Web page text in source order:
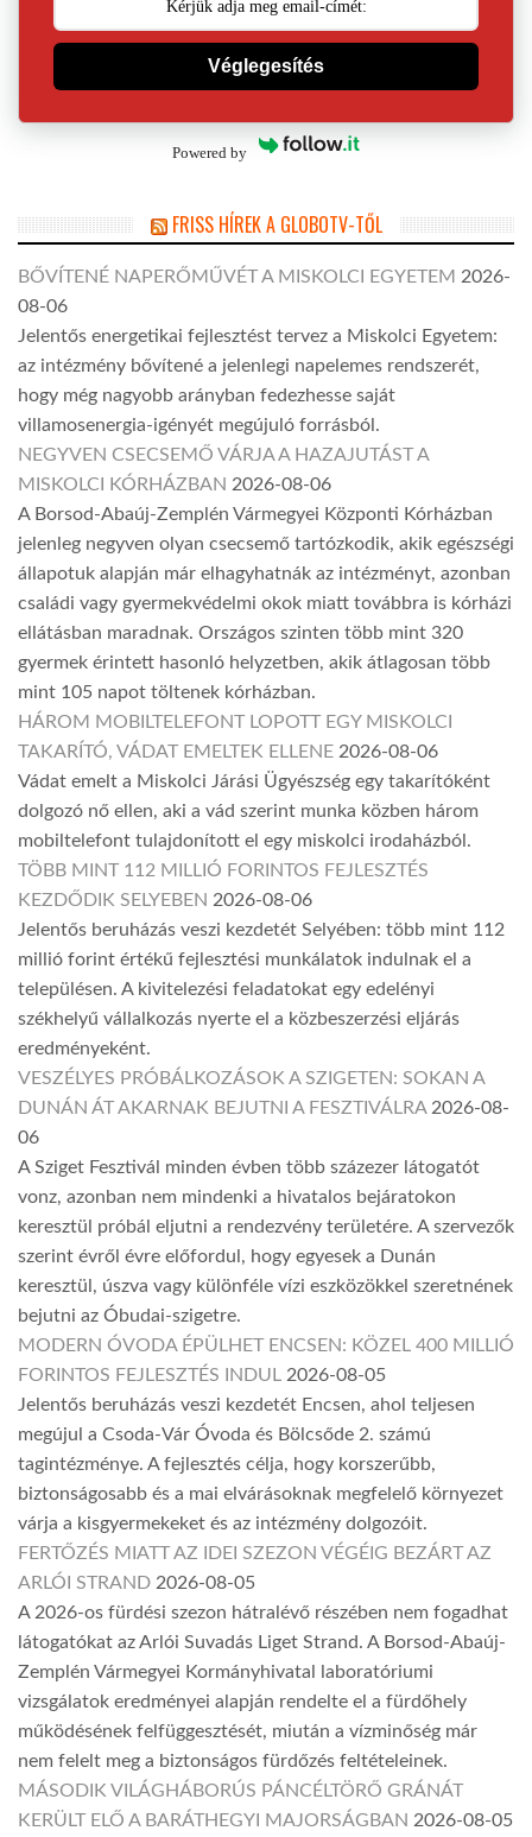
Véglegesítés
Powered by
FRISS HÍREK A GLOBOTV-TŐL
BŐVÍTENÉ NAPERŐMŰVÉT A MISKOLCI EGYETEM 2026-
08-06
Jelentős energetikai fejlesztést tervez a Miskolci Egyetem:
az intézmény bővítené a jelenlegi napelemes rendszerét,
hogy még nagyobb arányban fedezhesse saját
villamosenergia-igényét megújuló forrásból.
NEGYVEN CSECSEMŐ VÁRJA A HAZAJUTÁST A
MISKOLCI KÓRHÁZBAN 2026-08-06
A Borsod-Abaúj-Zemplén Vármegyei Központi Kórházban
jelenleg negyven olyan csecsemő tartózkodik, akik egészségi
állapotuk alapján már elhagyhatnák az intézményt, azonban
családi vagy gyermekvédelmi okok miatt továbbra is kórházi
ellátásban maradnak. Országos szinten több mint 320
gyermek érintett hasonló helyzetben, akik átlagosan több
mint 105 napot töltenek kórházban.
HÁROM MOBILTELEFONT LOPOTT EGY MISKOLCI
TAKARÍTÓ, VÁDAT EMELTEK ELLENE 2026-08-06
Vádat emelt a Miskolci Járási Ügyészség egy takarítóként
dolgozó nő ellen, aki a vád szerint munka közben három
mobiltelefont tulajdonított el egy miskolci irodaházból.
TÖBB MINT 112 MILLIÓ FORINTOS FEJLESZTÉS
KEZDŐDIK SELYEBEN 2026-08-06
Jelentős beruházás veszi kezdetét Selyében: több mint 112
millió forint értékű fejlesztési munkálatok indulnak el a
településen. A kivitelezési feladatokat egy edelényi
székhelyű vállalkozás nyerte el a közbeszerzési eljárás
eredményeként.
VESZÉLYES PRÓBÁLKOZÁSOK A SZIGETEN: SOKAN A
DUNÁN ÁT AKARNAK BEJUTNI A FESZTIVÁLRA 2026-08-
06
A Sziget Fesztivál minden évben több százezer látogatót
vonz, azonban nem mindenki a hivatalos bejáratokon
keresztül próbál eljutni a rendezvény területére. A szervezők
szerint évről évre előfordul, hogy egyesek a Dunán
keresztül, úszva vagy különféle vízi eszközökkel szeretnének
bejutni az Óbudai-szigetre.
MODERN ÓVODA ÉPÜLHET ENCSEN: KÖZEL 400 MILLIÓ
FORINTOS FEJLESZTÉS INDUL 2026-08-05
Jelentős beruházás veszi kezdetét Encsen, ahol teljesen
megújul a Csoda-Vár Óvoda és Bölcsőde 2. számú
tagintézménye. A fejlesztés célja, hogy korszerűbb,
biztonságosabb és a mai elvárásoknak megfelelő környezet
várja a kisgyermekeket és az intézmény dolgozóit.
FERTŐZÉS MIATT AZ IDEI SZEZON VÉGÉIG BEZÁRT AZ
ARLÓI STRAND 2026-08-05
A 2026-os fürdési szezon hátralévő részében nem fogadhat
látogatókat az Arlói Suvadás Liget Strand. A Borsod-Abaúj-
Zemplén Vármegyei Kormányhivatal laboratóriumi
vizsgálatok eredményei alapján rendelte el a fürdőhely
működésének felfüggesztését, miután a vízminőség már
nem felelt meg a biztonságos fürdőzés feltételeinek.
MÁSODIK VILÁGHÁBORÚS PÁNCÉLTÖRŐ GRÁNÁT
KERÜLT ELŐ A BARÁTHEGYI MAJORSÁGBAN 2026-08-05